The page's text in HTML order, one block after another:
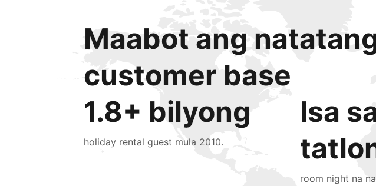
Maabot ang
customer base
1.8+ bilyong
holiday rental guest mula 2010.
Isa
room night na